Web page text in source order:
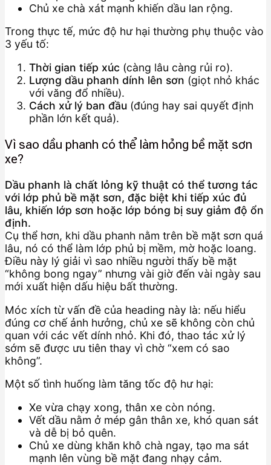
Chủ xe chà xát mạnh khiến dầu lan rộng.
Trong thực tế, mức độ hư hại thường phụ thuộc vào
3 yếu tố:
Thời gian tiếp xúc (càng lâu càng rủi ro).
Lượng dầu phanh dính lên sơn (giọt nhỏ khác
với văng đổ nhiều).
Cách xử lý ban đầu (đúng hay sai quyết định
phần lớn kết quả).
Vì sao dầu phanh có thể làm hỏng bề mặt sơn
xe?
Dầu phanh là chất lỏng kỹ thuật có thể tương tác
với lớp phủ bề mặt sơn, đặc biệt khi tiếp xúc đủ
lâu, khiến lớp sơn hoặc lớp bóng bị suy giảm độ ổn
định.
Cụ thể hơn, khi dầu phanh nằm trên bề mặt sơn quá
lâu, nó có thể làm lớp phủ bị mềm, mờ hoặc loang.
Điều này lý giải vì sao nhiều người thấy bề mặt
“không bong ngay” nhưng vài giờ đến vài ngày sau
mới xuất hiện dấu hiệu bất thường.
Móc xích từ vấn đề của heading này là: nếu hiểu
đúng cơ chế ảnh hưởng, chủ xe sẽ không còn chủ
quan với các vết dính nhỏ. Khi đó, thao tác xử lý
sớm sẽ được ưu tiên thay vì chờ “xem có sao
không”.
Một số tình huống làm tăng tốc độ hư hại:
Xe vừa chạy xong, thân xe còn nóng.
Vết dầu nằm ở mép gân thân xe, khó quan sát
và dễ bị bỏ quên.
Chủ xe dùng khăn khô chà ngay, tạo ma sát
mạnh lên vùng bề mặt đang nhạy cảm.